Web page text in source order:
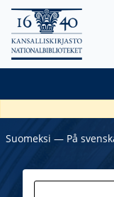
Suomeksi ― På